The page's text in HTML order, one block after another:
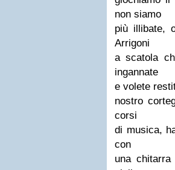
non siamo
più illibate,
Arrigoni
a scatola
ingannate
e volete
nostro
corsi
di musica,
con
una